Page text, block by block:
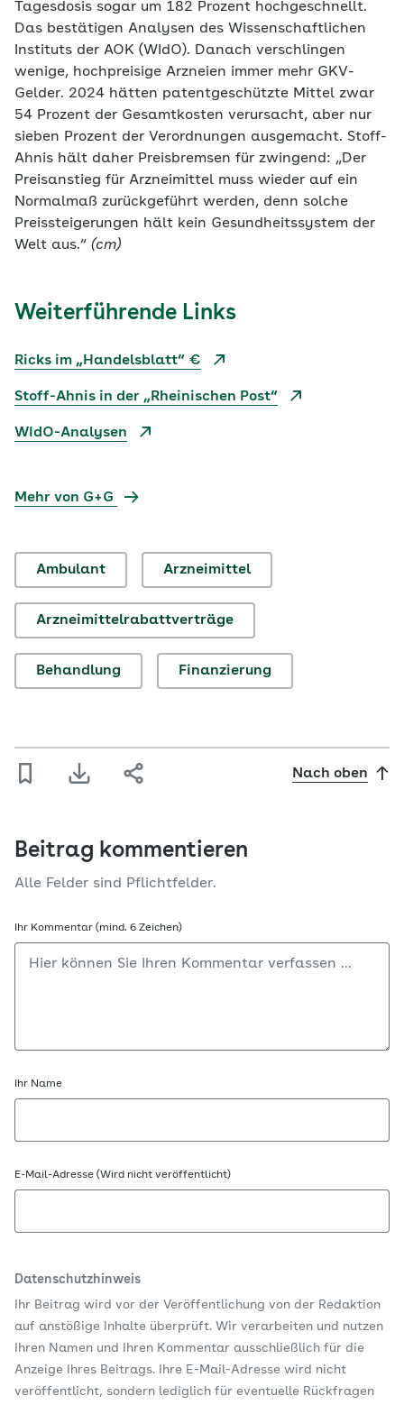
Tagesdosis sogar um 182 Prozent hochgeschnellt.
Das bestätigen Analysen des Wissenschaftlichen
Instituts der AOK (WIdO). Danach verschlingen
wenige, hochpreisige Arzneien immer mehr GKV-
Gelder. 2024 hätten patentgeschützte Mittel zwar
54 Prozent der Gesamtkosten verursacht, aber nur
sieben Prozent der Verordnungen ausgemacht. Stoff-
Ahnis hält daher Preisbremsen für zwingend: „Der
Preisanstieg für Arzneimittel muss wieder auf ein
Normalmaß zurückgeführt werden, denn solche
Preissteigerungen hält kein Gesundheitssystem der
Welt aus.“ (cm)
Weiterführende Links
Ricks im „Handelsblatt“ €
Stoff-Ahnis in der „Rheinischen Post“
WIdO-Analysen
Mehr von G+G
Ambulant Arzneimittel
Arzneimittelrabattverträge
Behandlung Finanzierung
Nach oben
Beitrag kommentieren
Alle Felder sind Pflichtfelder.
Ihr Kommentar (mind. 6 Zeichen)
Ihr Name
E-Mail-Adresse (Wird nicht veröffentlicht)
Datenschutzhinweis
Ihr Beitrag wird vor der Veröffentlichung von der Redaktion
auf anstößige Inhalte überprüft. Wir verarbeiten und nutzen
Ihren Namen und Ihren Kommentar ausschließlich für die
Anzeige Ihres Beitrags. Ihre E-Mail-Adresse wird nicht
veröffentlicht, sondern lediglich für eventuelle Rückfragen